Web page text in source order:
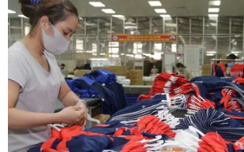
Thu hút nguồn lực hỗ trợ các
phát triển xanh và bền vững
16/08/2022 05:05
Các chuyên gia cho rằng tăng trưởng
quan trọng hướng tới phát triển bền